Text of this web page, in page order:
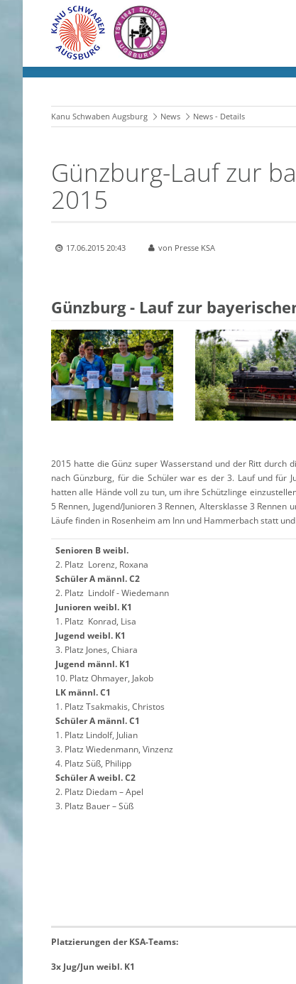
Kanu Schwaben Augsburg News News - Details
Günzburg-Lauf zur
2015
17.06.2015 20:43 von Presse KSA
Günzburg - Lauf zur
2015 hatte die Günz super Wasserstand und der Ritt durch
nach Günzburg, für die Schüler war es der 3. Lauf und für
hatten alle Hände voll zu tun, um ihre Schützlinge
5 Rennen, Jugend/Junioren 3 Rennen, Altersklasse 3
Läufe finden in Rosenheim am Inn und Hammerbach statt
Senioren B weibl.
2. Platz Lorenz, Roxana
Schüler A männl. C2
2. Platz Lindolf - Wiedemann
Junioren weibl. K1
1. Platz Konrad, Lisa
Jugend weibl. K1
3. Platz Jones, Chiara
Jugend männl. K1
10. Platz Ohmayer, Jakob
LK männl. C1
1. Platz Tsakmakis, Christos
Schüler A männl. C1
1. Platz Lindolf, Julian
3. Platz Wiedenmann, Vinzenz
4. Platz Süß, Philipp
Schüler A weibl. C2
2. Platz Diedam – Apel
3. Platz Bauer – Süß
Platzierungen der KSA-Teams:
3x Jug/Jun weibl. K1